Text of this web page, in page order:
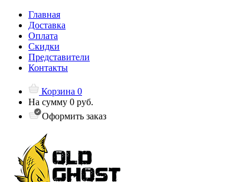
Главная
Доставка
Оплата
Скидки
Представители
Контакты
Корзина 0
На сумму 0 руб.
Оформить заказ